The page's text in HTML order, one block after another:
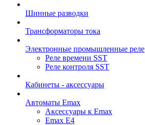
Шинные разводки
Трансформаторы тока
Электронные промышленные реле
Реле времени SST
Реле контроля SST
Кабинеты - аксессуары
Автоматы Emax
Аксессуары к Emax
Emax E4